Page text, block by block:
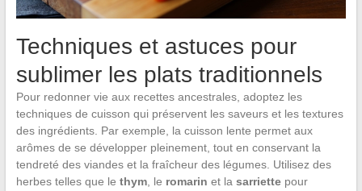
Techniques et astuces pour
sublimer les plats traditionnels
Pour redonner vie aux recettes ancestrales, adoptez les
techniques de cuisson qui préservent les saveurs et les textures
des ingrédients. Par exemple, la cuisson lente permet aux
arômes de se développer pleinement, tout en conservant la
tendreté des viandes et la fraîcheur des légumes. Utilisez des
herbes telles que le thym, le romarin et la sarriettepour